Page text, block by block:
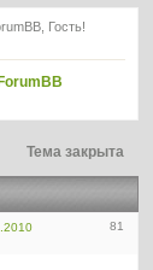
Гость!
Тема закрыта
81